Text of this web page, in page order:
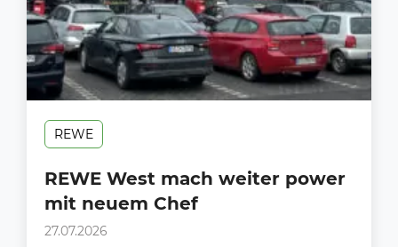
REWE
REWE West mach weiter power
mit neuem Chef
27.07.2026